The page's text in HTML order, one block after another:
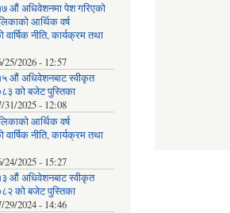
औं अधिवेशनमा पेश गरिएको
आर्थिक वर्ष
नीति, कार्यक्रम तथा
25/2026 - 12:57
औं अधिवेशनबाट स्वीकृत
को बजेट पुस्तिका
31/2025 - 12:08
आर्थिक वर्ष
नीति, कार्यक्रम तथा
24/2025 - 15:27
औं अधिवेशनबाट स्वीकृत
को बजेट पुस्तिका
29/2024 - 14:46